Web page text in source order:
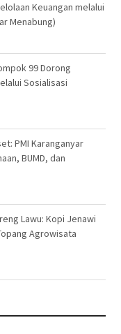
Keuangan melalui
Menabung)
99 Dorong
Sosialisasi
PMI Karanganyar
BUMD, dan
Lawu: Kopi Jenawi
Agrowisata